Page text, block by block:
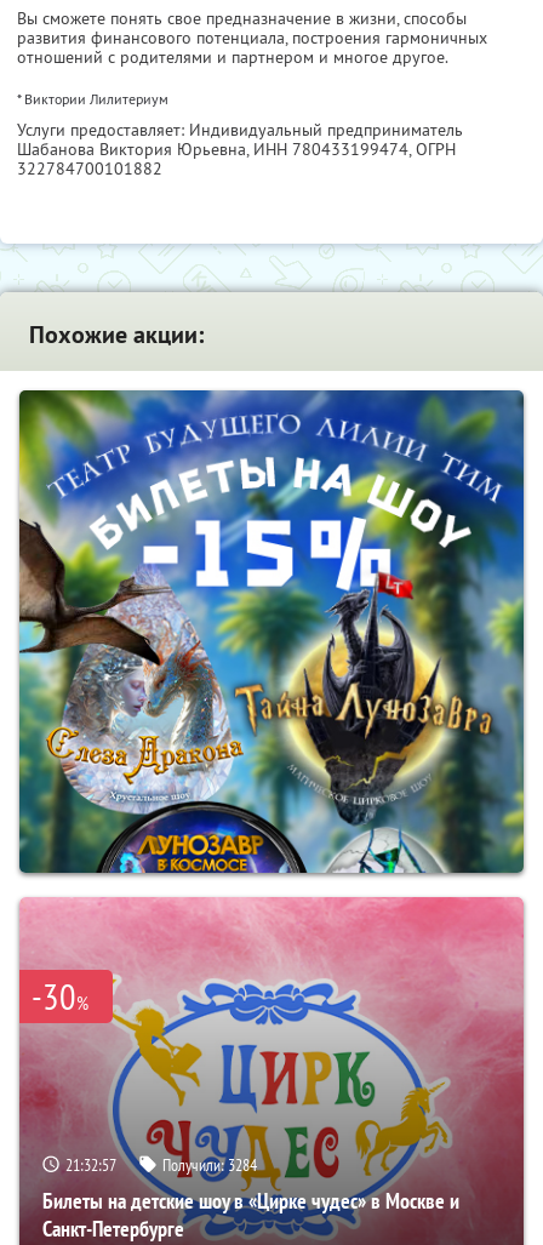
Вы сможете понять свое предназначение в жизни, способы
развития финансового потенциала, построения гармоничных
отношений с родителями и партнером и многое другое.
* Виктории Лилитериум
Услуги предоставляет: Индивидуальный предприниматель
Шабанова Виктория Юрьевна, ИНН 780433199474, ОГРН
322784700101882
Похожие акции:
-30%
21:32:56 Получили:3284
Билеты на детские шоу в «Цирке чудес» в Москве и
Санкт-Петербурге